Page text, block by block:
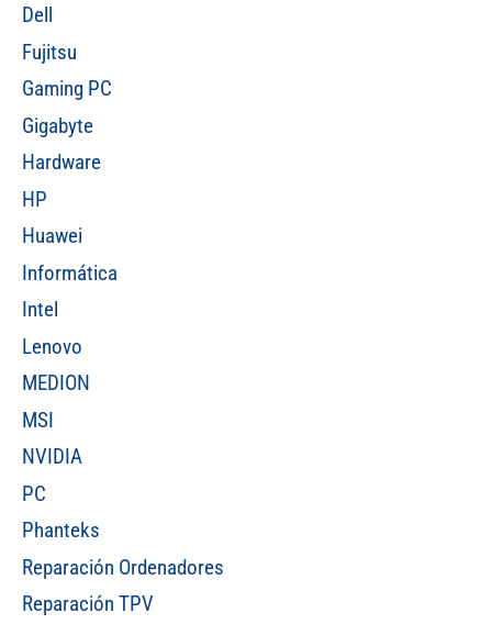
Dell
Fujitsu
Gaming PC
Gigabyte
Hardware
HP
Huawei
Informática
Intel
Lenovo
MEDION
MSI
NVIDIA
PC
Phanteks
Reparación Ordenadores
Reparación TPV